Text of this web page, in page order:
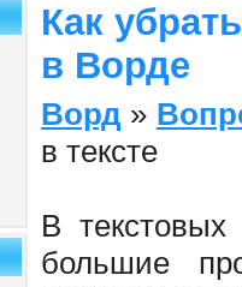
Как
в Ворде
Ворд »
в тексте
В
большие